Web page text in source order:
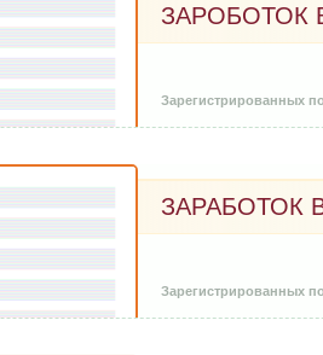
ЗАРОБОТОК
ЗАРАБОТОК